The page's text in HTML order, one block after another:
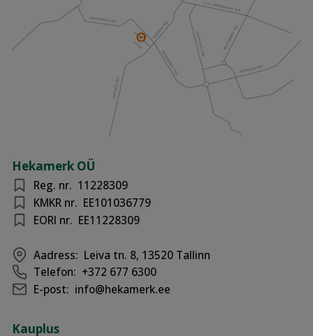
Hekamerk OÜ
Reg. nr. 11228309
KMKR nr. EE101036779
EORI nr. EE11228309
Aadress: Leiva tn. 8, 13520 Tallinn
Telefon: +372 677 6300
E-post: info@hekamerk.ee
Kauplus